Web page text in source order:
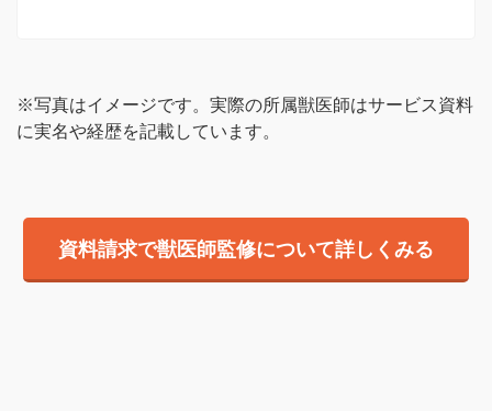
※写真はイメージです。実際の所属獣医師はサービス資料
に実名や経歴を記載しています。
資料請求で獣医師監修について詳しくみる